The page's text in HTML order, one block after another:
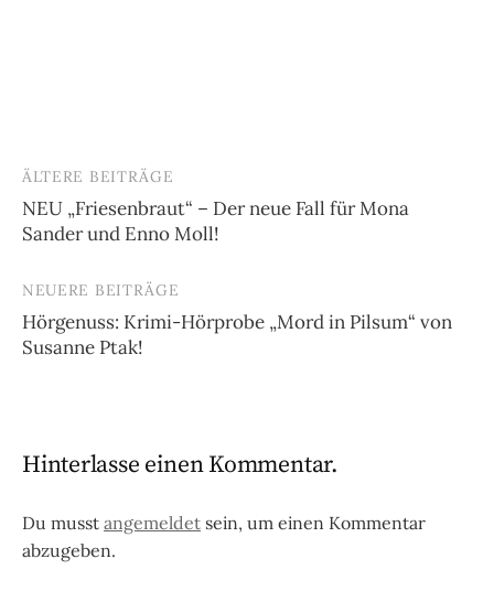
Beitragsnavigation
ÄLTERE BEITRÄGE
NEU „Friesenbraut“ – Der neue Fall für Mona
Sander und Enno Moll!
NEUERE BEITRÄGE
Hörgenuss: Krimi-Hörprobe „Mord in Pilsum“ von
Susanne Ptak!
Hinterlasse einen Kommentar.
Du musst angemeldet sein, um einen Kommentar
abzugeben.